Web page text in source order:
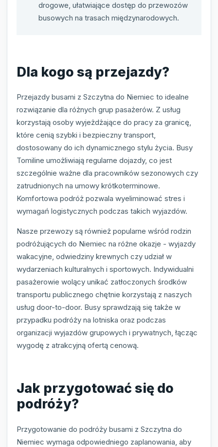
drogowe, ułatwiające dostęp do przewozów
busowych na trasach międzynarodowych.
Dla kogo są przejazdy?
Przejazdy busami z Szczytna do Niemiec to idealne
rozwiązanie dla różnych grup pasażerów. Z usług
korzystają osoby wyjeżdżające do pracy za granicę,
które cenią szybki i bezpieczny transport,
dostosowany do ich dynamicznego stylu życia. Busy
Tomiline umożliwiają regularne dojazdy, co jest
szczególnie ważne dla pracowników sezonowych czy
zatrudnionych na umowy krótkoterminowe.
Komfortowa podróż pozwala wyeliminować stres i
wymagań logistycznych podczas takich wyjazdów.
Nasze przewozy są również popularne wśród rodzin
podróżujących do Niemiec na różne okazje - wyjazdy
wakacyjne, odwiedziny krewnych czy udział w
wydarzeniach kulturalnych i sportowych. Indywidualni
pasażerowie wolący unikać zatłoczonych środków
transportu publicznego chętnie korzystają z naszych
usług door-to-door. Busy sprawdzają się także w
przypadku podróży na lotniska oraz podczas
organizacji wyjazdów grupowych i prywatnych, łącząc
wygodę z atrakcyjną ofertą cenową.
Jak przygotować się do
podróży?
Przygotowanie do podróży busami z Szczytna do
Niemiec wymaga odpowiedniego zaplanowania, aby